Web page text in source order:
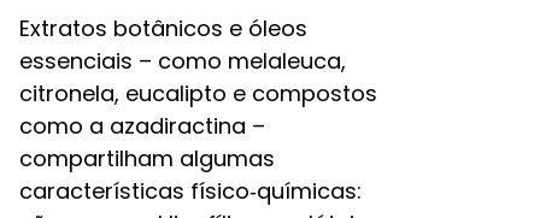
Extratos botânicos e óleos
essenciais – como melaleuca,
citronela, eucalipto e compostos
como a azadiractina –
compartilham algumas
características físico‑químicas: